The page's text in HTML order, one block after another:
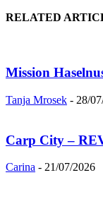
RELATED
Mission
Tanja Mrosek - 28/
Carp City –
Carina - 21/07/2026